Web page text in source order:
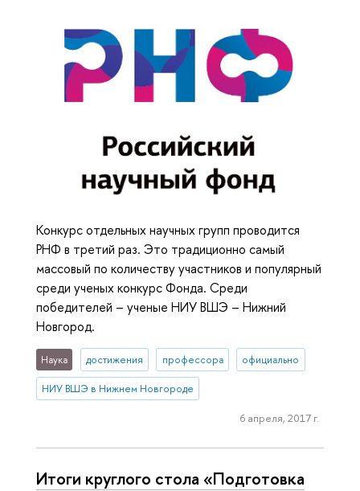
Конкурс отдельных научных групп проводится
РНФ в третий раз. Это традиционно самый
массовый по количеству участников и популярный
среди ученых конкурс Фонда. Среди
победителей – ученые НИУ ВШЭ – Нижний
Новгород.
Наука достижения профессора официально
НИУ ВШЭ в Нижнем Новгороде
6 апреля, 2017 г.
Итоги круглого стола «Подготовка